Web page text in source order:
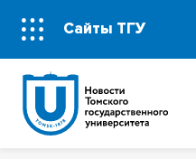
Сайты ТГУ